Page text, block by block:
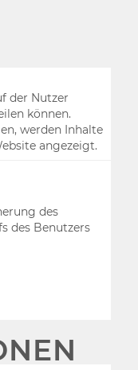
der Nutzer
können.
werden Inhalte
angezeigt.
des
des Benutzers